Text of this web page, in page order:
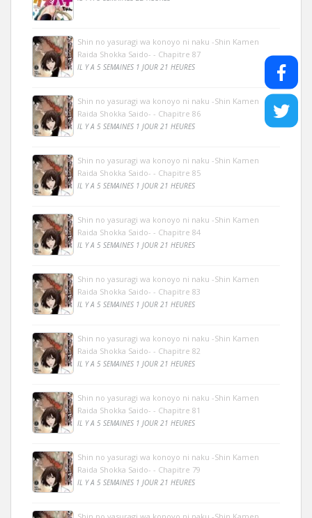
Shin no yasuragi wa konoyo ni naku -Shin Kamen
Raida Shokka Saido- - Chapitre 87
IL Y A 5 SEMAINES 1 JOUR 21 HEURES
Shin no yasuragi wa konoyo ni naku -Shin Kamen
Raida Shokka Saido- - Chapitre 86
IL Y A 5 SEMAINES 1 JOUR 21 HEURES
Shin no yasuragi wa konoyo ni naku -Shin Kamen
Raida Shokka Saido- - Chapitre 85
IL Y A 5 SEMAINES 1 JOUR 21 HEURES
Shin no yasuragi wa konoyo ni naku -Shin Kamen
Raida Shokka Saido- - Chapitre 84
IL Y A 5 SEMAINES 1 JOUR 21 HEURES
Shin no yasuragi wa konoyo ni naku -Shin Kamen
Raida Shokka Saido- - Chapitre 83
IL Y A 5 SEMAINES 1 JOUR 21 HEURES
Shin no yasuragi wa konoyo ni naku -Shin Kamen
Raida Shokka Saido- - Chapitre 82
IL Y A 5 SEMAINES 1 JOUR 21 HEURES
Shin no yasuragi wa konoyo ni naku -Shin Kamen
Raida Shokka Saido- - Chapitre 81
IL Y A 5 SEMAINES 1 JOUR 21 HEURES
Shin no yasuragi wa konoyo ni naku -Shin Kamen
Raida Shokka Saido- - Chapitre 79
IL Y A 5 SEMAINES 1 JOUR 21 HEURES
Shin no yasuragi wa konoyo ni naku -Shin Kamen